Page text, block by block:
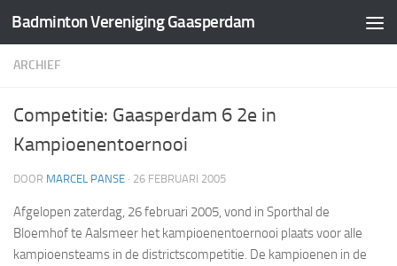
Doorgaan naar inhoud
Badminton Vereniging Gaasperdam
ARCHIEF
Competitie: Gaasperdam 6 2e in
Kampioenentoernooi
DOOR MARCEL PANSE · 26 FEBRUARI 2005
Afgelopen zaterdag, 26 februari 2005, vond in Sporthal de
Bloemhof te Aalsmeer het kampioenentoernooi plaats voor alle
kampioensteams in de districtscompetitie. De kampioenen in de